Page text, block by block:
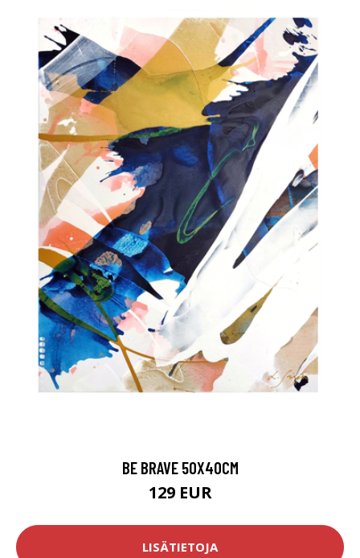
BE BRAVE 50X40CM
129 EUR
LISÄTIETOJA